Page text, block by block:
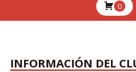
0
INFORMACIÓN DEL